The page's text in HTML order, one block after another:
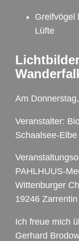
Greifvögel
Lüfte
Am
Veranstalter:
Schaalsee-Elbe
PAHLHUUS-
Wittenburger
19246
Ich freue mich
Gerhard